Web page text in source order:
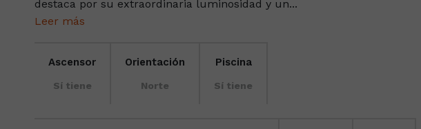
destaca por su extraordinaria luminosidad y un...
Leer más
Ascensor
Sí tiene
Orientación
Norte
Piscina
Sí tiene